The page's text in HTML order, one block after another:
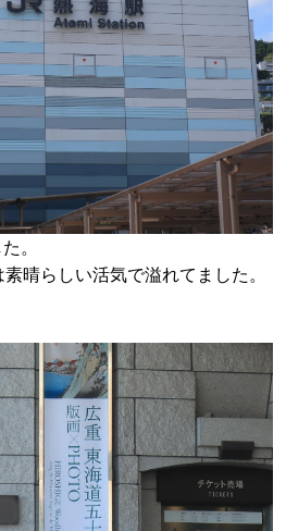
。
晴らしい活気で溢れてました。